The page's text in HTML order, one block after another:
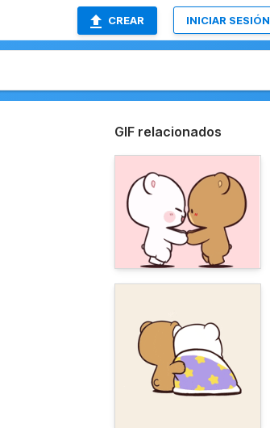
CREAR INICIAR SESIÓN
GIF relacionados